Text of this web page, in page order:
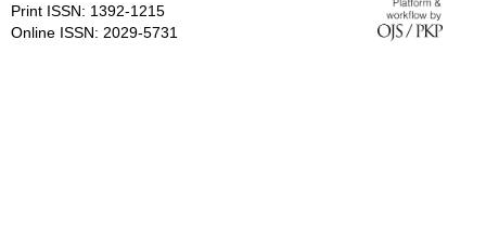
Print ISSN: 1392-1215
Online ISSN: 2029-5731